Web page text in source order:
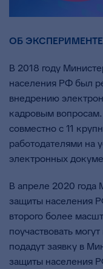
ОБ ЭКСПЕРИМЕНТЕ
В 2018 году
населения РФ был
внедрению
кадровым
совместно с 11
работодателями на
электронных
В апреле 2020 года
защиты населения
второго более
поучаствовать
подадут заявку в
защиты населения